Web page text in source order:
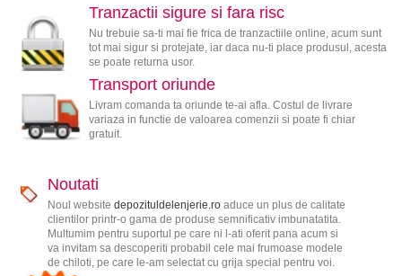
Tranzactii sigure si fara risc
Nu trebuie sa-ti mai fie frica de tranzactiile online, acum sunt
tot mai sigur si protejate, iar daca nu-ti place produsul, acesta
se poate returna usor.
Transport oriunde
Livram comanda ta oriunde te-ai afla. Costul de livrare
variaza in functie de valoarea comenzii si poate fi chiar
gratuit.
Noutati
Noul website depozituldelenjerie.roaduce un plus de calitate
clientilor printr-o gama de produse semnificativ imbunatatita.
Multumim pentru suportul pe care ni l-ati oferit pana acum si
va invitam sa descoperiti probabil cele mai frumoase modele
de chiloti, pe care le-am selectat cu grija special pentru voi.